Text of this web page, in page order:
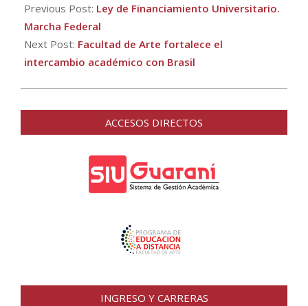
05-
08
Previous Post: Ley de Financiamiento Universitario.
Marcha Federal
Next Post: Facultad de Arte fortalece el
intercambio académico con Brasil
ACCESOS DIRECTOS
INGRESO Y CARRERAS